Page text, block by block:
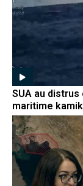
SUA au
maritime